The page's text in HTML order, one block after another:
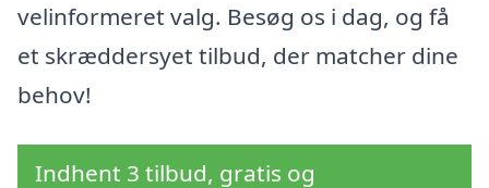
velinformeret valg. Besøg os i dag, og få
et skræddersyet tilbud, der matcher dine
behov!
Indhent 3 tilbud, gratis og